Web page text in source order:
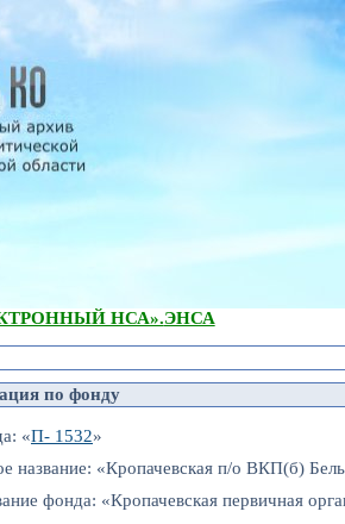
НСА».ЭНСА
по фонду
«П- 1532»
название: «Кропачевская п/о ВКП(б)
фонда: «Кропачевская первичная